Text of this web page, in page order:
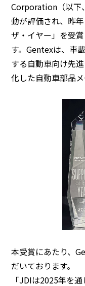
お問い合わせ
Corporation（以下
動が評価され、昨
ザ・イヤー」を受
す。Gentexは、車
する自動車向け先
化した自動車部品メ
本受賞にあたり、
だいております。
「JDIは2025年を